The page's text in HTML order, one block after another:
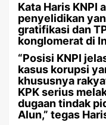
Kata Haris KNPI
penyelidikan
gratifikasi dan
konglomerat di
“Posisi KNPI
kasus korupsi
khususnya
KPK serius
dugaan tindak
Alun,” tegas